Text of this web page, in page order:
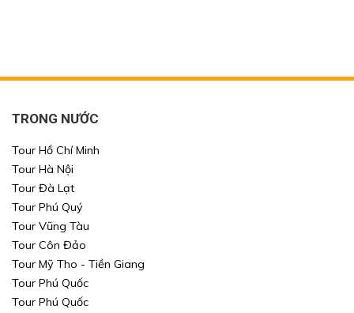
TRONG NƯỚC
Tour Hồ Chí Minh
Tour Hà Nội
Tour Đà Lạt
Tour Phú Quý
Tour Vũng Tàu
Tour Côn Đảo
Tour Mỹ Tho - Tiền Giang
Tour Phú Quốc
Tour Phú Quốc